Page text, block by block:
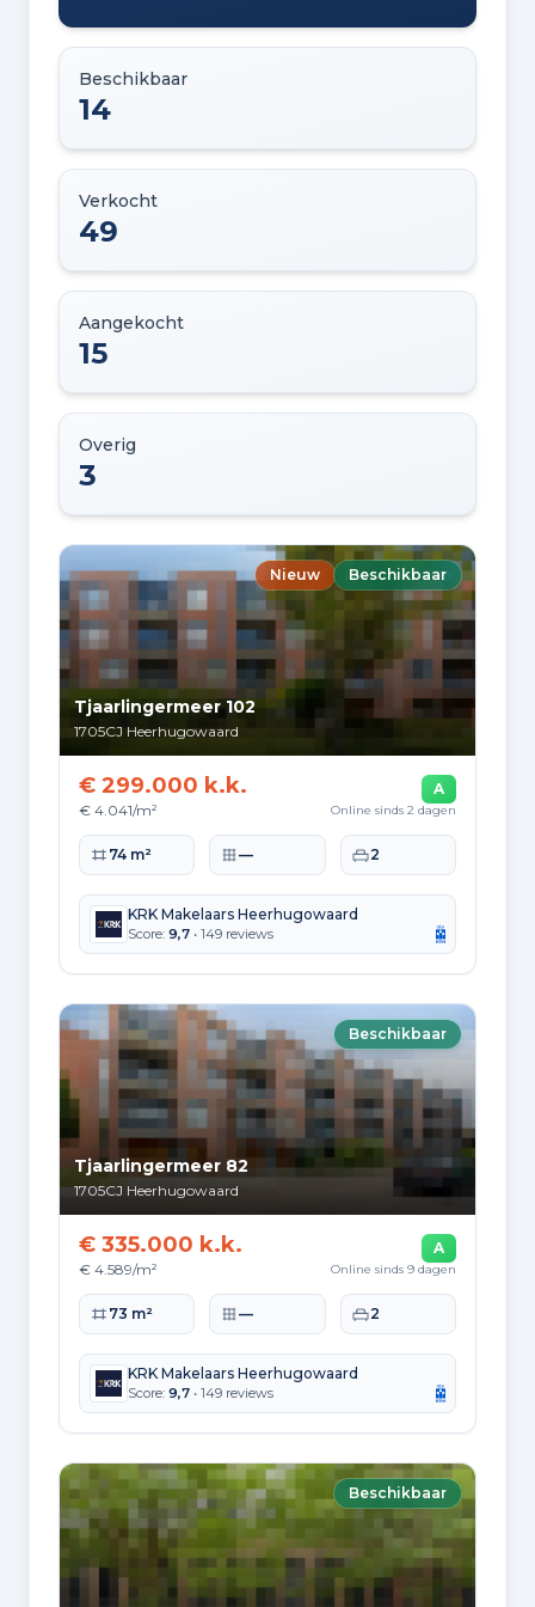
Beschikbaar
14
Verkocht
49
Aangekocht
15
Overig
3
Nieuw Beschikbaar
Tjaarlingermeer 102
1705CJ Heerhugowaard
€ 299.000 k.k.
€ 4.041/m²
A
Online sinds 2 dagen
Woonoppervlakte
74 m² Perceeloppervlakte
— Slaapkamers
2
KRK Makelaars Heerhugowaard
Score: 9,7 • 149 reviews
Beschikbaar
Tjaarlingermeer 82
1705CJ Heerhugowaard
€ 335.000 k.k.
€ 4.589/m²
A
Online sinds 9 dagen
Woonoppervlakte
73 m² Perceeloppervlakte
— Slaapkamers
2
KRK Makelaars Heerhugowaard
Score: 9,7 • 149 reviews
Beschikbaar